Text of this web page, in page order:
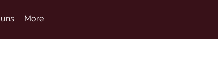
More